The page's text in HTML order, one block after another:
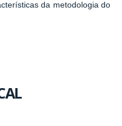
da metodologia do